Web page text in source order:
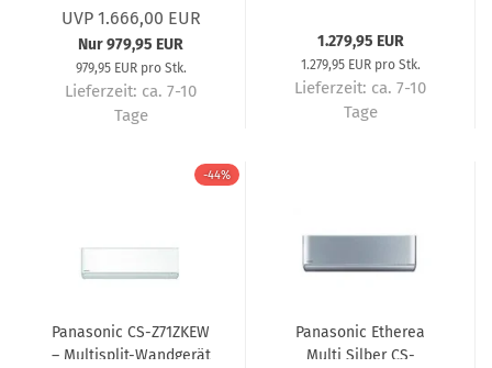
Truhengerät 3,5 kW R32
– Multisplit-
Klimaanlage
UVP 1.666,00 EUR
Nur 979,95 EUR
979,95 EUR pro Stk.
Lieferzeit: ca. 7-10
Tage
Innengeräte 4,1 kW R32
– Multisplit-
Klimaanlage
1.279,95 EUR
1.279,95 EUR pro Stk.
Lieferzeit: ca. 7-10
Tage
-44%
Panasonic CS-Z71ZKEW
– Multisplit-Wandgerät
Panasonic Etherea
Multi Silber CS-